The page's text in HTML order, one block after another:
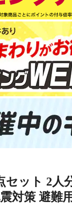
セット 2
対策 避難